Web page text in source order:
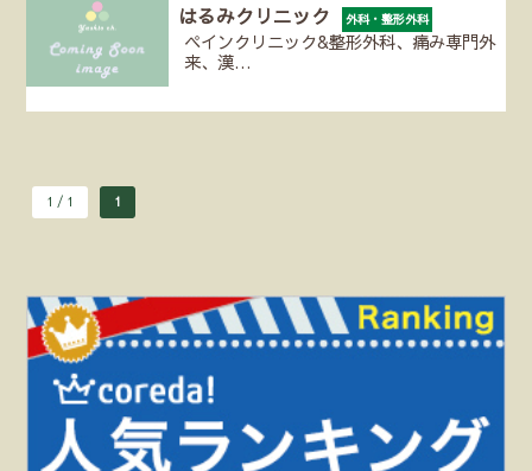
はるみクリニック 外科・整形外科
ペインクリニック&整形外科、痛み専門外
来、漢…
1 / 1 1